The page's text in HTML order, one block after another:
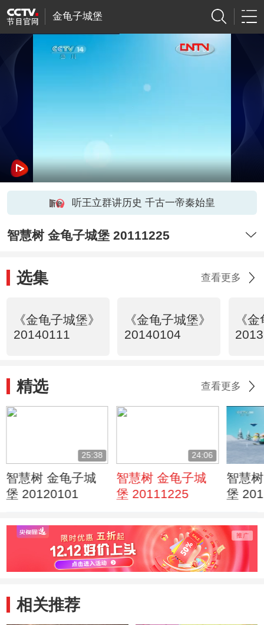
金龟子城堡
听王立群讲历史 千古一帝秦始皇
智慧树 金龟子城堡 20111225
选集 查看更多
《金龟子城堡》
20140111
《金龟子城堡》
20140104
《
精选 查看更多
25:38
智慧树 金龟子城
堡 20120101
24:06
智慧树 金龟子城
堡 20111225
智慧
堡
相关推荐